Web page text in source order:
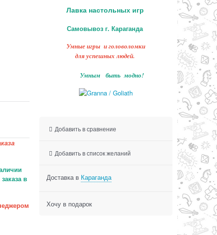
в
Лавка настольных игр
Самовывоз г. Караганда
Умные игры и головоломки
для успешных людей.
Умным быть модно!
Добавить в сравнение
Добавить в список желаний
Доставка в Караганда
Хочу в подарок